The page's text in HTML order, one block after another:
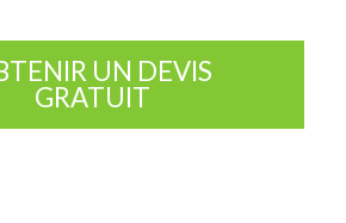
UN DEVIS
GRATUIT